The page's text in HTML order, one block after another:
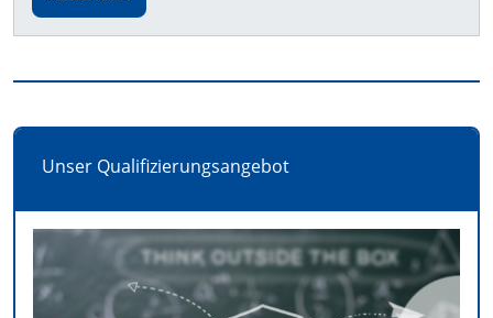
Unser Qualifizierungsangebot